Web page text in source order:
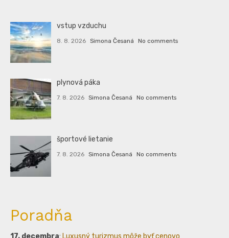
vstup vzduchu
8. 8. 2026 Simona Česaná No comments
plynová páka
7. 8. 2026 Simona Česaná No comments
športové lietanie
7. 8. 2026 Simona Česaná No comments
Poradňa
17. decembra: Luxusný turizmus môže byť cenovo